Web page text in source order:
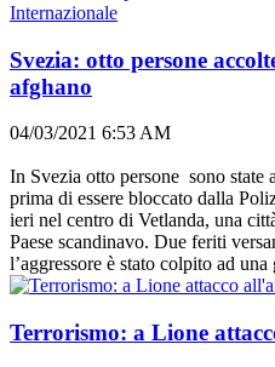
Internazionale
Svezia: otto persone
afghano
04/03/2021 6:53 AM
In Svezia otto persone sono state
prima di essere bloccato dalla
ieri nel centro di Vetlanda, una
Paese scandinavo. Due feriti
l’aggressore è stato colpito ad
Terrorismo: a Lione